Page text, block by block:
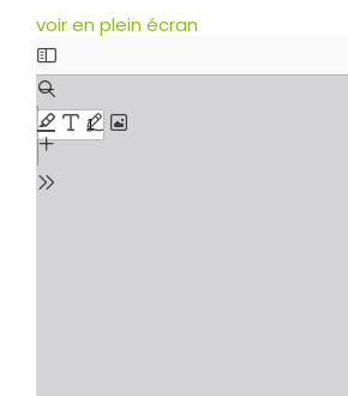
voir en plein écran
Skip
to
PDF
content